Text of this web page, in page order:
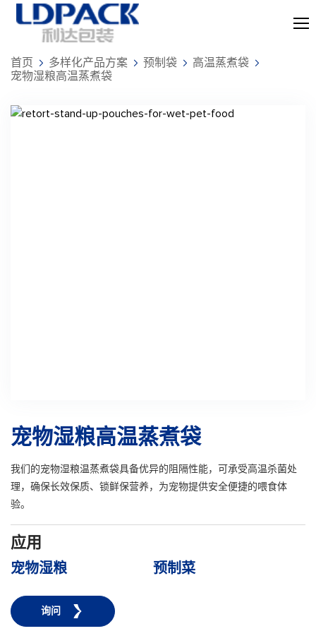
首页 多样化产品方案 预制袋
高温蒸煮袋
宠物湿粮高温蒸煮袋
宠物湿粮高温蒸煮袋
我们的宠物湿粮温蒸煮袋具备优异的阻隔性能，可承受高温杀菌处
理，确保长效保质、锁鲜保营养，为宠物提供安全便捷的喂食体
验。
应用
宠物湿粮 预制菜
询问